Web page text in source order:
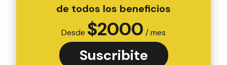
de todos los beneficios
Desde $2000 / mes
Suscribite